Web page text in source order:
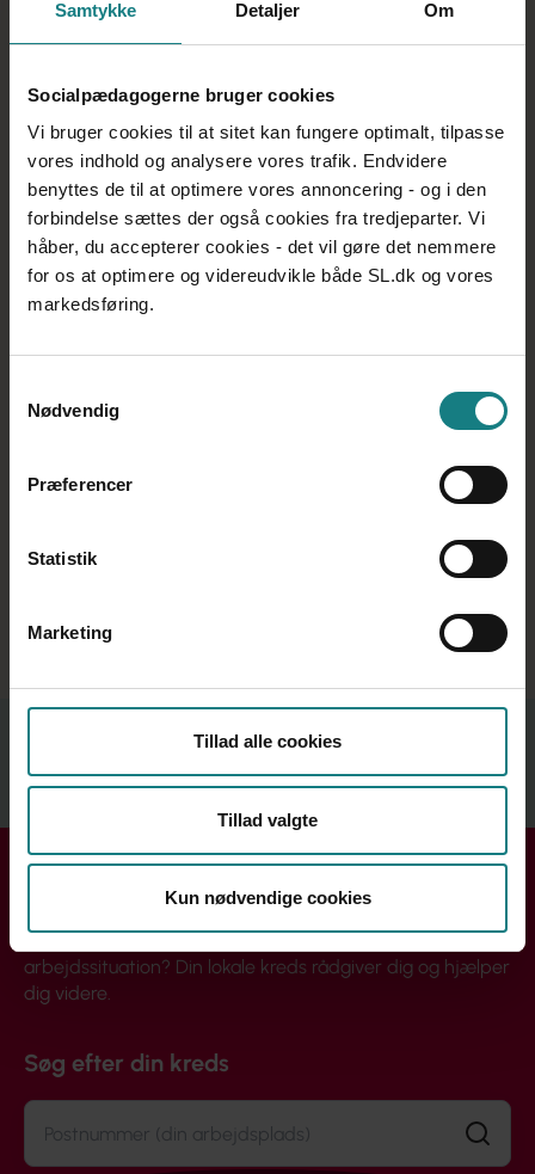
Samtykke Detaljer Om
Socialpædagogerne bruger cookies
Vi bruger cookies til at sitet kan fungere optimalt, tilpasse
vores indhold og analysere vores trafik. Endvidere
benyttes de til at optimere vores annoncering - og i den
forbindelse sættes der også cookies fra tredjeparter. Vi
håber, du accepterer cookies - det vil gøre det nemmere
for os at optimere og videreudvikle både SL.dk og vores
markedsføring.
Nødvendig
Præferencer
Statistik
Marketing
Tillad alle cookies
Tillad valgte
Kun nødvendige cookies
Tema: Neuro­affektiv udviklings­psykologi
hjerneforskning, og giver indsigt i, hvordan vi udvikler
podcasts, artikler og lærerbøger
Relateret indhold
Handler din henvendelse sig om løn, ansættelse eller din
arbejdssituation? Din lokale kreds rådgiver dig og hjælper
dig videre.
Søg efter din kreds
Søg